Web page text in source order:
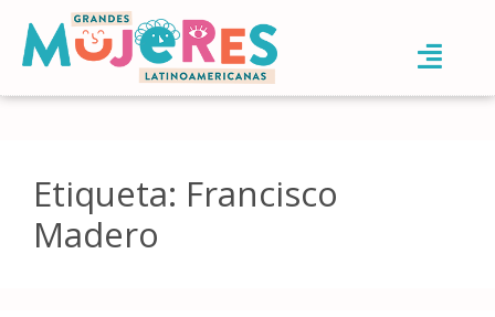
Etiqueta: Francisco
Madero